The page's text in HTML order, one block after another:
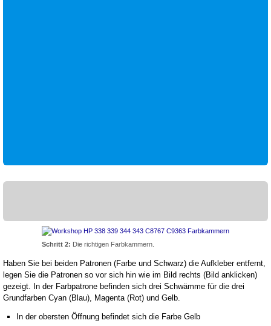
Schritt 2: Die richtigen Farbkammern.
Haben Sie bei beiden Patronen (Farbe und Schwarz) die Aufkleber entfernt,
legen Sie die Patronen so vor sich hin wie im Bild rechts (Bild anklicken)
gezeigt. In der Farbpatrone befinden sich drei Schwämme für die drei
Grundfarben Cyan (Blau), Magenta (Rot) und Gelb.
In der obersten Öffnung befindet sich die Farbe Gelb